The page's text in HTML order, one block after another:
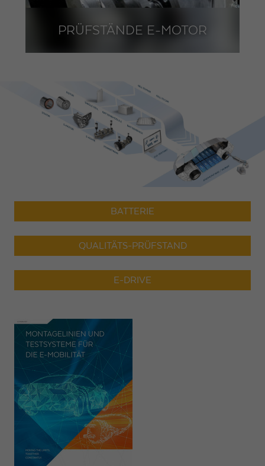
PRÜFSTÄNDE E-MOTOR
BATTERIE
QUALITÄTS-PRÜFSTAND
E-DRIVE